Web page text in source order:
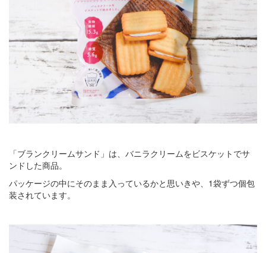
「ブランクリームサンド」は、バニラクリームをビスケットでサ
ンドした商品。
パッケージの中にそのまま入っているかと思いきや、1袋ずつ個包
装されています。